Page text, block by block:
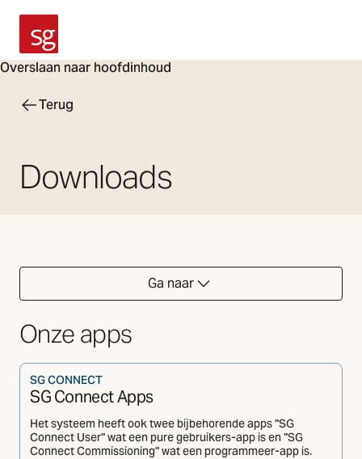
Overslaan naar hoofdinhoud
SG Armaturen
Terug
Downloads
Ga naar
Onze apps
SG CONNECT
SG Connect Apps
Het systeem heeft ook twee bijbehorende apps "SG
Connect User" wat een pure gebruikers-app is en "SG
Connect Commissioning" wat een programmeer-app is.